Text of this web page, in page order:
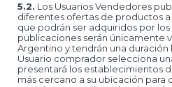
5.2. Los Usuarios Vendedores
diferentes ofertas de productos
que podrán ser adquiridos por
publicaciones serán únicamente
Argentino y tendrán una duración
Usuario comprador selecciona
presentará los establecimientos
más cercano a su ubicación para